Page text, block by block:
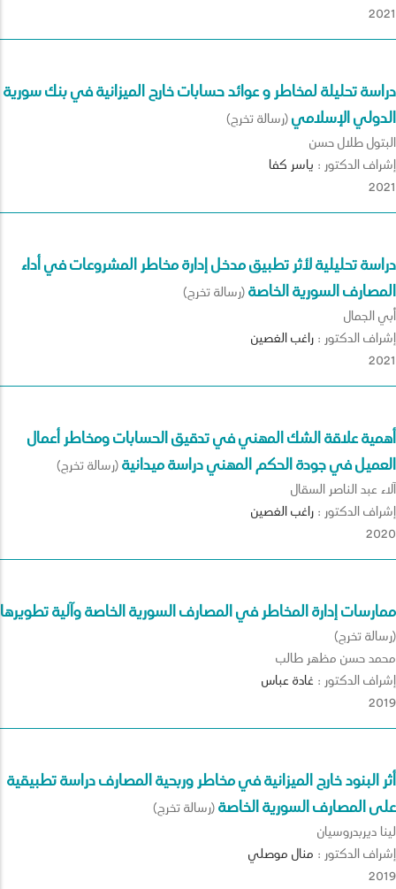
2021
دراسة تحليلة لمخاطر و عوائد حسابات خارج الميزانية في بنك سورية
الدولي الإسلامي(رسالة تخرج)
البتول طلال حسن
إشراف الدكتور : ياسر كفا
2021
دراسة تحليلية لأثر تطبيق مدخل إدارة مخاطر المشروعات في أداء
المصارف السورية الخاصة(رسالة تخرج)
أُبي الجمال
إشراف الدكتور : راغبالغصين
2021
أهمية علاقة الشك المهني في تدقيق الحسابات ومخاطر أعمال
العميل في جودة الحكم المهني دراسة ميدانية(رسالة تخرج)
آلاء عبد الناصر السقال
إشراف الدكتور : راغبالغصين
2020
ممارسات إدارة المخاطر في المصارف السورية الخاصة وآلية تطويرها
(رسالة تخرج)
محمد حسن مظهر طالب
إشراف الدكتور : غادة عباس
2019
أثر البنود خارج الميزانية في مخاطر وربحية المصارف دراسة تطبيقية
على المصارف السورية الخاصة(رسالة تخرج)
لينا ديربدروسيان
إشراف الدكتور : منال موصلي
2019